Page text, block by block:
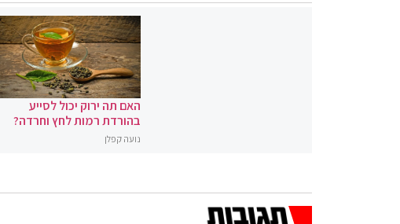
האם תה ירוק יכול לסייע
בהורדת רמות לחץ וחרדה?
נועה קפלן